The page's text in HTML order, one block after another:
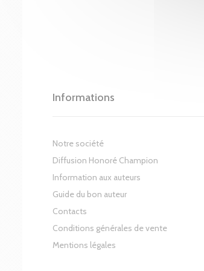
Informations
Notre société
Diffusion Honoré Champion
Information aux auteurs
Guide du bon auteur
Contacts
Conditions générales de vente
Mentions légales